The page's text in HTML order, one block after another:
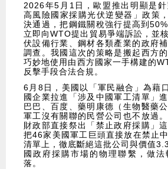
2026年5月1日，歐盟推出明顯是
高風險國家採購光伏逆變器」政策
決通過，把鋼鐵關稅強行提高到
立即向WTO提出貿易爭端訴訟，並
伏設備行業、鋼材各類產業的政府
調查。我國這次的策略是搬起西方
巧妙地使用由西方國家一手構建的
反擊手段合法合規。
6月8日，美國以「軍民融合」為藉
國企業拉進「涉及中國軍工清單」
巴巴、百度、藥明康德（生物醫藥
軍工沒有關聯的民營公司也不放過
財政部直接祭出「禁止政府採購」
把46家美國軍工巨頭直接放在禁止
清單上，徹底斷絕這批公司與價值
國政府採購市場的物理聯繫，做法
落。